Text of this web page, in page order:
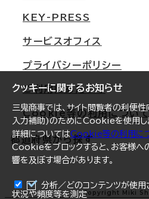
クッキーに関するお知らせ
三鬼商事では、サイト閲覧者の利便性
入力補助)のためにCookieを使用し
詳細についてはCookie等の利用に
Cookieをブロックすると、お客様へ
響を及ぼす場合があります。
分析／どのコンテンツが使用
状況や頻度等を測定
大阪
名古屋
札幌
仙台
横浜
福岡
オフィスリポート
ログイン
KEY-PRESS
サービスオフィス
プライバシーポリシー
ご利用にあたって
Cookie等の利用について
都道府県から探す
北海道 Copyright Miki